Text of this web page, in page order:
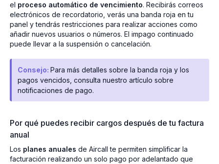
el proceso automático de vencimiento. Recibirás correos
electrónicos de recordatorio, verás una banda roja en tu
panel y tendrás restricciones para realizar acciones como
añadir nuevos usuarios o números. El impago continuado
puede llevar a la suspensión o cancelación.
Consejo: Para más detalles sobre la banda roja y los
pagos vencidos, consulta nuestro artículo sobre
notificaciones de pago.
Por qué puedes recibir cargos después de tu factura
anual
Los planes anuales de Aircall te permiten simplificar la
facturación realizando un solo pago por adelantado que